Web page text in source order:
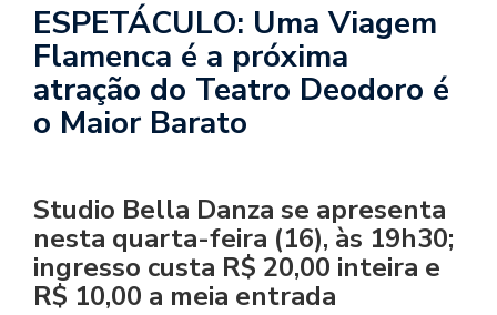
ESPETÁCULO: Uma Viagem
Flamenca é a próxima
atração do Teatro Deodoro é
o Maior Barato
Studio Bella Danza se apresenta
nesta quarta-feira (16), às 19h30;
ingresso custa R$ 20,00 inteira e
R$ 10,00 a meia entrada